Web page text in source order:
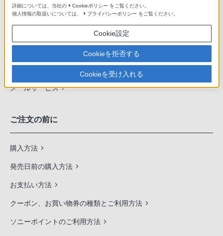
ソニーショップ（ソニーストア取次店）のご案内
ソニーストアの特典・サービス
（長期保証、下取サービス、設置・設定サービスなど）
定期クーポンのプレゼントについて
メールサービス
ご注文の前に
購入方法
発売日前の購入方法
お支払い方法
クーポン、お買い物券の種類とご利用方法
ソニーポイントのご利用方法
詳細については、当社の Cookieポリシー をご覧ください。
個人情報の取扱いについては、
プライバシーポリシー をご覧ください。
Cookie設定
Cookieを拒否する
Cookieを受け入れる